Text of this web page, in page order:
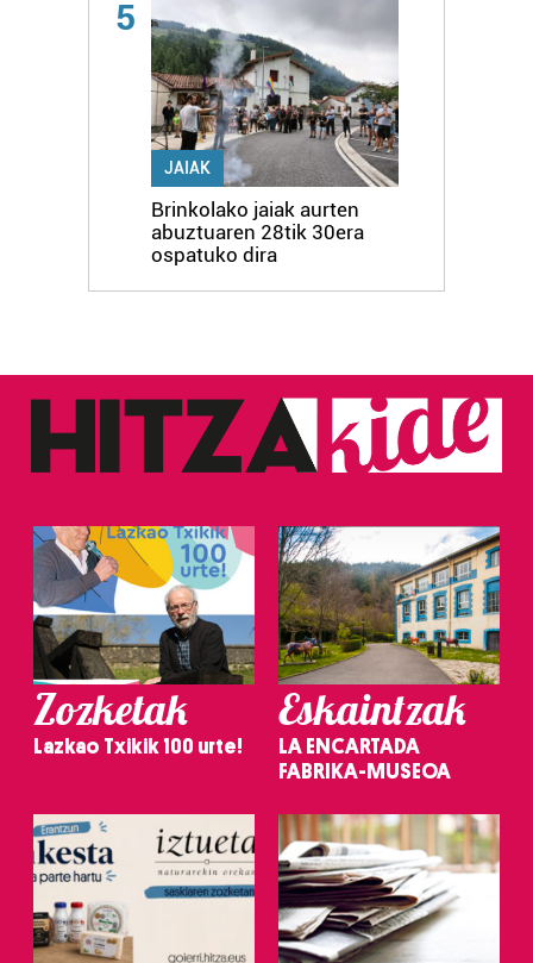
5
JAIAK
Brinkolako jaiak aurten
abuztuaren 28tik 30era
ospatuko dira
Zozketak
Lazkao Txikik 100 urte!
Eskaintzak
LA ENCARTADA
FABRIKA-MUSEOA